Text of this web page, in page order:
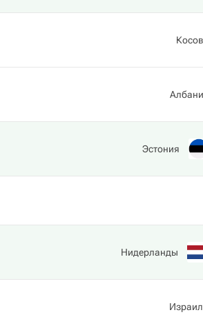
Эстония
Нидерланды